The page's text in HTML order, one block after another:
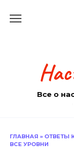
Все о
ГЛАВНАЯ » ОТВЕТЫ
ВСЕ УРОВНИ